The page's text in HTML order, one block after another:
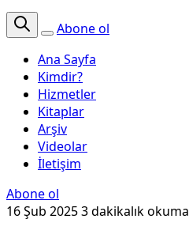
Abone ol
Ana Sayfa
Kimdir?
Hizmetler
Kitaplar
Arşiv
Videolar
İletişim
Abone ol
16 Şub 20253 dakikalık okuma